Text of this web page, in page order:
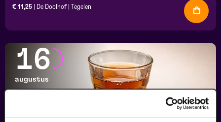
€ 11,25 | De Doolhof | Tegelen
16
augustus